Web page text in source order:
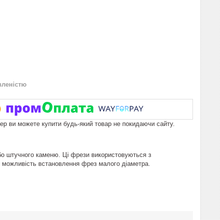
ви можете купити будь-який товар не покидаючи сайту.
штучного каменю. Ці фрези використовуються з
встановлення фрез малого діаметра.